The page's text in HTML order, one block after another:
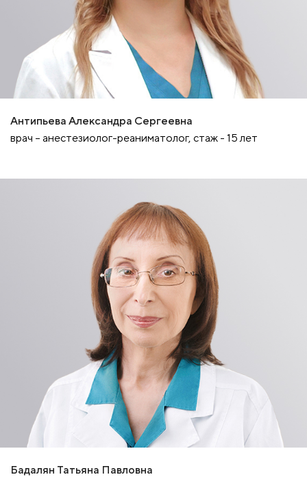
Антипьева Александра Сергеевна
врач – анестезиолог-реаниматолог, стаж - 15 лет
Бадалян Татьяна Павловна